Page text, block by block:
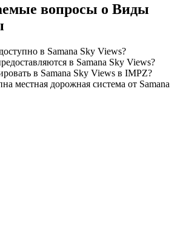
вопросы о Виды
в Samana Sky Views?
в Samana Sky Views?
в Samana Sky Views в IMPZ?
местная дорожная система от Samana